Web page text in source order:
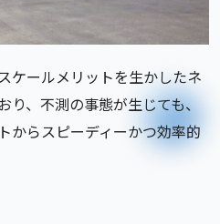
ケールメリットを生かしたネ
り、不測の事態が生じても、
からスピーディーかつ効率的